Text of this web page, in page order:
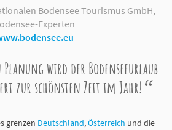
Bodensee Tourismus GmbH,
Experten
wird der Bodenseeurlaub
zur schönsten Zeit im Jahr!
grenzen Deutschland,Österreich und die